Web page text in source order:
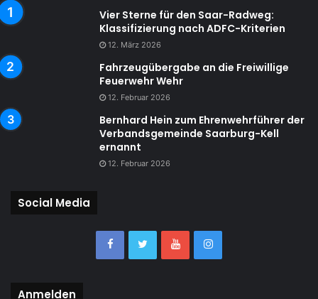
Vier Sterne für den Saar-Radweg:
Klassifizierung nach ADFC-Kriterien
12. März 2026
Fahrzeugübergabe an die Freiwillige
Feuerwehr Wehr
12. Februar 2026
Bernhard Hein zum Ehrenwehrführer der
Verbandsgemeinde Saarburg-Kell
ernannt
12. Februar 2026
Social Media
Anmelden